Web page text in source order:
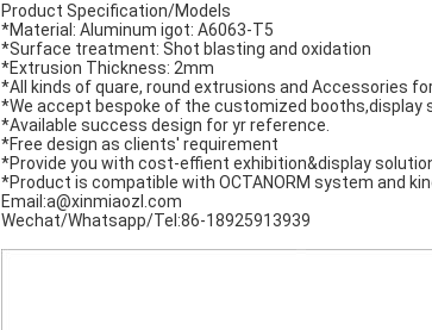
Product Specification/Models
*Material: Aluminum igot: A6063-T5
*Surface treatment: Shot blasting and oxidation
*Extrusion Thickness: 2mm
*All kinds of quare, round extrusions and Accessories
*We accept bespoke of the customized booths,display
*Available success design for yr reference.
*Free design as clients' requirement
*Provide you with cost-effient exhibition&display
*Product is compatible with OCTANORM system and
Email:a@xinmiaozl.com
Wechat/Whatsapp/Tel:86-18925913939